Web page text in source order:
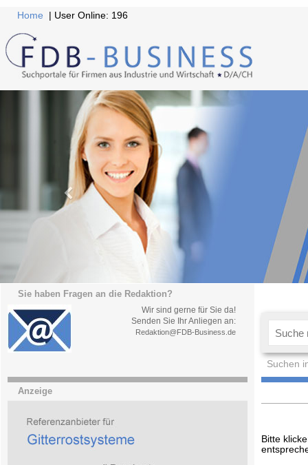
Home | User Online: 196
Sie haben Fragen an die Redaktion?
Wir sind gerne für Sie da!
Senden Sie Ihr Anliegen an:
Redaktion@FDB-Business.de
Suchen
Anzeige
Bitte